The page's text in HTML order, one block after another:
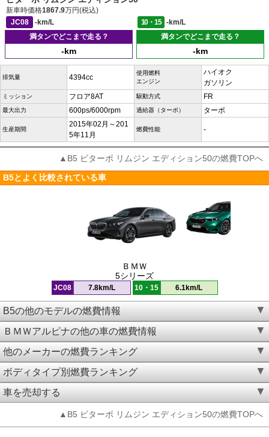
新車時価格1867.9万円(税込)
JC08
-km/L 10・15
-km/L
満タンでどこまで走る？
-km
満タンでどこまで走る？
-km
排気量 4394cc
使用燃料
エンジン
ハイオク
ガソリン
ミッション フロア8AT 駆動方式 FR
最大出力 600ps/6000rpm 過給器（ターボ） ターボ
生産期間
2015年02月～201
5年11月
燃費性能 -
▲B5 ビターボ リムジン エディション50の燃費TOPへ
B5とよく比較されている車
ＢＭＷ
5シリーズ
JC08 7.8km/L 10・15 6.1km/L
B5の他のモデルの燃費情報
ＢＭＷアルピナの他の車の燃費情報
他のメーカーの燃費ランキング
ボディタイプ別燃費ランキング
車を売却する
▲B5 ビターボ リムジン エディション50の燃費TOPへ